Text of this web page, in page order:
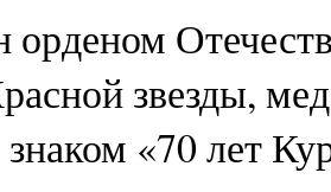
орденом
звезды,
«70 лет